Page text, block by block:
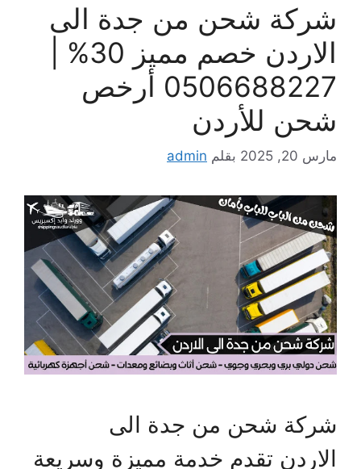
شركة شحن من جدة الى
الاردن خصم مميز 30% |
0506688227 أرخص
شحن للأردن
مارس 20, 2025 بقلم admin
شركة شحن من جدة الى
الاردن تقدم خدمة مميزة وسريعة